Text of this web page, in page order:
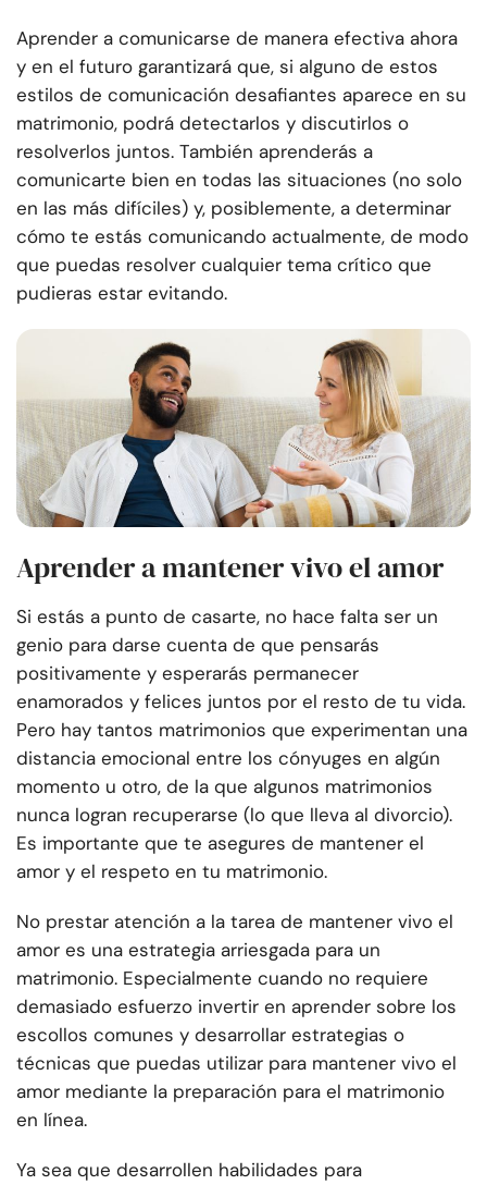
Aprender a comunicarse de manera efectiva ahora
y en el futuro garantizará que, si alguno de estos
estilos de comunicación desafiantes aparece en su
matrimonio, podrá detectarlos y discutirlos o
resolverlos juntos. También aprenderás a
comunicarte bien en todas las situaciones (no solo
en las más difíciles) y, posiblemente, a determinar
cómo te estás comunicando actualmente, de modo
que puedas resolver cualquier tema crítico que
pudieras estar evitando.
Aprender a mantener vivo el amor
Si estás a punto de casarte, no hace falta ser un
genio para darse cuenta de que pensarás
positivamente y esperarás permanecer
enamorados y felices juntos por el resto de tu vida.
Pero hay tantos matrimonios que experimentan una
distancia emocional entre los cónyuges en algún
momento u otro, de la que algunos matrimonios
nunca logran recuperarse (lo que lleva al divorcio).
Es importante que te asegures de mantener el
amor y el respeto en tu matrimonio.
No prestar atención a la tarea de mantener vivo el
amor es una estrategia arriesgada para un
matrimonio. Especialmente cuando no requiere
demasiado esfuerzo invertir en aprender sobre los
escollos comunes y desarrollar estrategias o
técnicas que puedas utilizar para mantener vivo el
amor mediante la preparación para el matrimonio
en línea.
Ya sea que desarrollen habilidades para